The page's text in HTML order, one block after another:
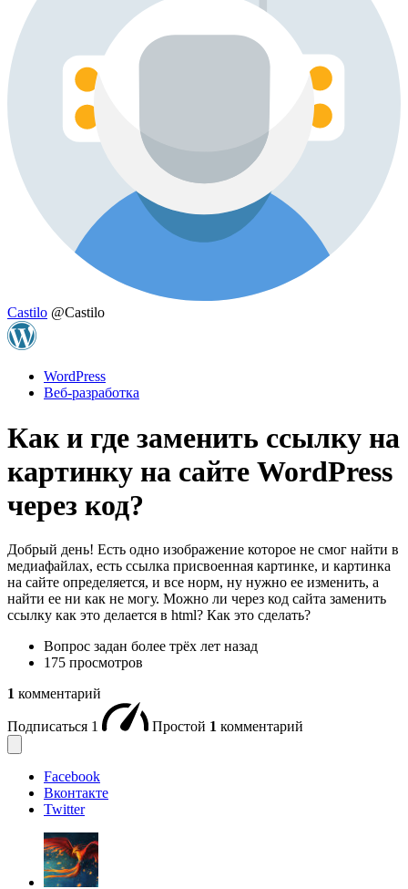
Castilo @Castilo
WordPress
Веб-разработка
Как и где заменить ссылку на
картинку на сайте WordPress
через код?
Добрый день! Есть одно изображение которое не смог найти в
медиафайлах, есть ссылка присвоенная картинке, и картинка
на сайте определяется, и все норм, ну нужно ее изменить, а
найти ее ни как не могу. Можно ли через код сайта заменить
ссылку как это делается в html? Как это сделать?
Вопрос задан более трёх лет назад
175 просмотров
1 комментарий
Подписаться 1 Простой 1 комментарий
Facebook
Вконтакте
Twitter